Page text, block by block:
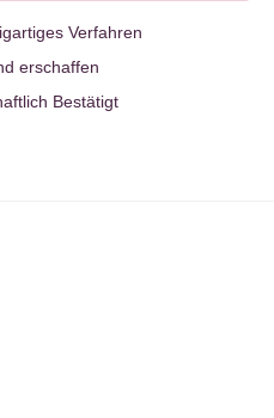
Verfahren
erschaffen
Bestätigt